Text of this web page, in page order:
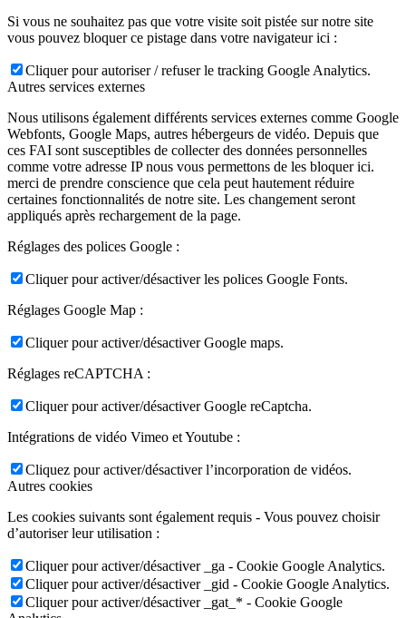
Si vous ne souhaitez pas que votre visite soit pistée sur notre site
vous pouvez bloquer ce pistage dans votre navigateur ici :
Cliquer pour autoriser / refuser le tracking Google Analytics.
Autres services externes
Nous utilisons également différents services externes comme Google
Webfonts, Google Maps, autres hébergeurs de vidéo. Depuis que
ces FAI sont susceptibles de collecter des données personnelles
comme votre adresse IP nous vous permettons de les bloquer ici.
merci de prendre conscience que cela peut hautement réduire
certaines fonctionnalités de notre site. Les changement seront
appliqués après rechargement de la page.
Réglages des polices Google :
Cliquer pour activer/désactiver les polices Google Fonts.
Réglages Google Map :
Cliquer pour activer/désactiver Google maps.
Réglages reCAPTCHA :
Cliquer pour activer/désactiver Google reCaptcha.
Intégrations de vidéo Vimeo et Youtube :
Cliquez pour activer/désactiver l’incorporation de vidéos.
Autres cookies
Les cookies suivants sont également requis - Vous pouvez choisir
d’autoriser leur utilisation :
Cliquer pour activer/désactiver _ga - Cookie Google Analytics.
Cliquer pour activer/désactiver _gid - Cookie Google Analytics.
Cliquer pour activer/désactiver _gat_* - Cookie Google